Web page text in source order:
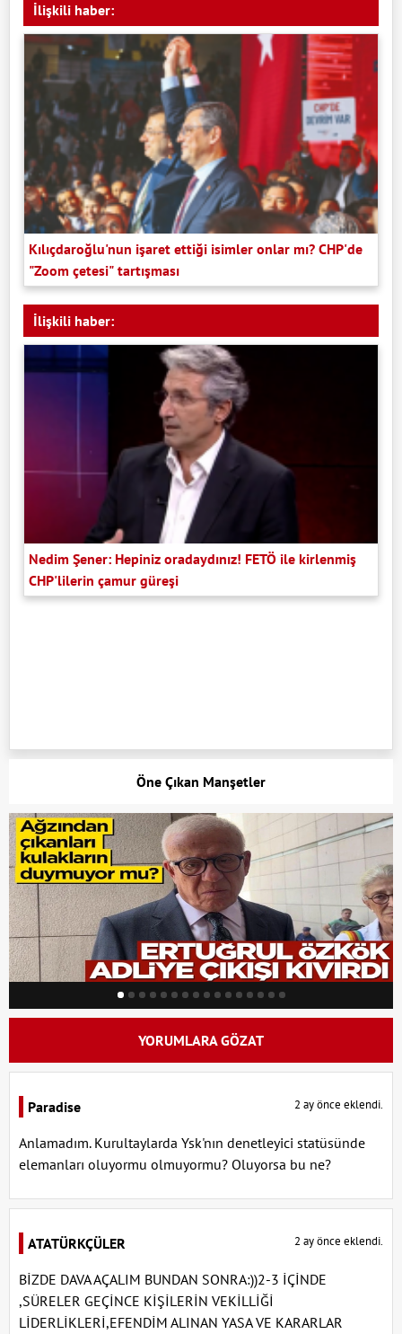
İlişkili haber:
Kılıçdaroğlu'nun işaret ettiği isimler onlar mı? CHP'de
"Zoom çetesi" tartışması
İlişkili haber:
Nedim Şener: Hepiniz oradaydınız! FETÖ ile kirlenmiş
CHP'lilerin çamur güreşi
Öne Çıkan Manşetler
YORUMLARA GÖZAT
Paradise 2 ay önce eklendi.
Anlamadım. Kurultaylarda Ysk'nın denetleyici statüsünde
elemanları oluyormu olmuyormu? Oluyorsa bu ne?
ATATÜRKÇÜLER 2 ay önce eklendi.
BİZDE DAVA AÇALIM BUNDAN SONRA:))2-3 İÇİNDE
,SÜRELER GEÇİNCE KİŞİLERİN VEKİLLİĞİ
LİDERLİKLERİ,EFENDİM ALINAN YASA VE KARARLAR